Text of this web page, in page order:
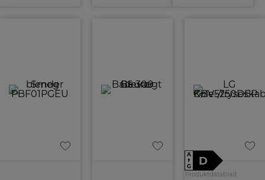
A
↑
G
D
Produktdatablad